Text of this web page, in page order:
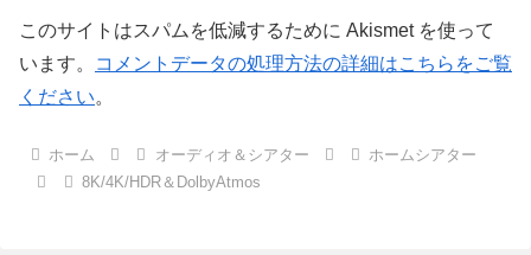
このサイトはスパムを低減するために Akismet を使って
います。
コメントデータの処理方法の詳細はこちらをご覧
ください。
ホーム オーディオ＆シアター
ホームシアター
8K/4K/HDR＆DolbyAtmos